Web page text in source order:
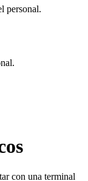
personal.
con una terminal